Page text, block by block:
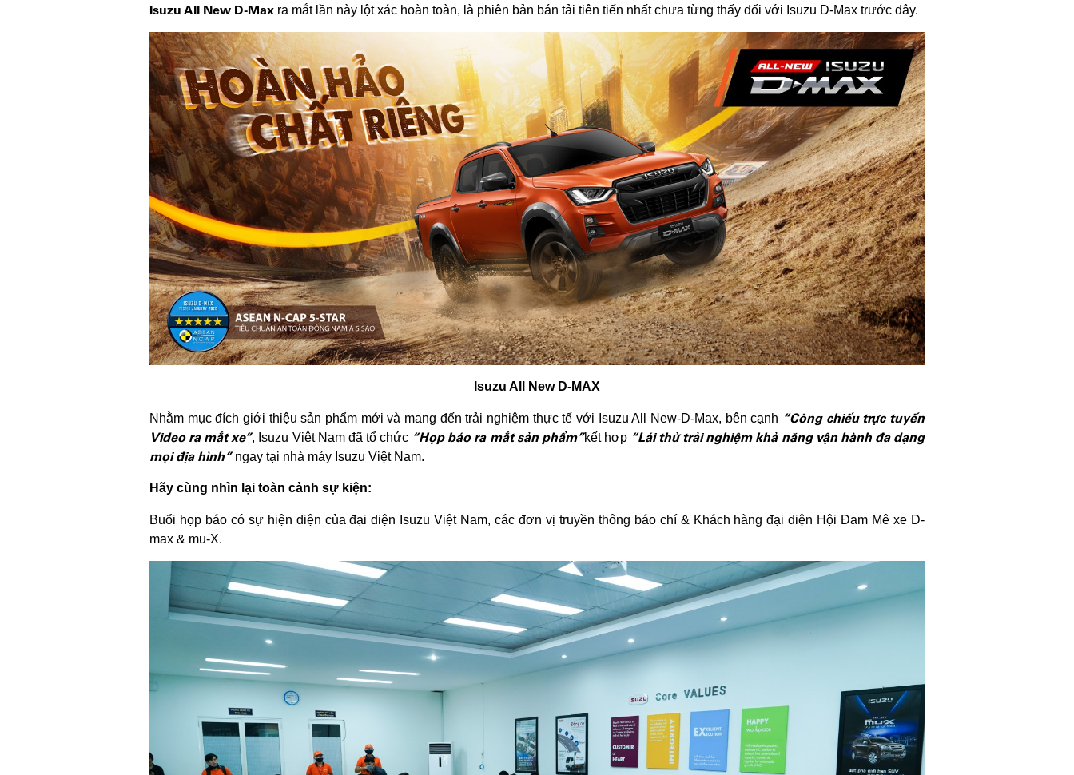
Isuzu All New D-Max ra mắt lần này lột xác hoàn toàn, là phiên bản bán tải tiên tiến nhất chưa từng thấy đối với Isuzu D-Max trước đây.
Isuzu All New D-MAX
Nhằm mục đích giới thiệu sản phẩm mới và mang đến trải nghiệm thực tế với Isuzu All New-D-Max, bên cạnh “Công chiếu trực tuyến
Video ra mắt xe”, Isuzu Việt Nam đã tổ chức “Họp báo ra mắt sản phẩm”kết hợp “Lái thử trải nghiệm khả năng vận hành đa dạng
mọi địa hình”ngay tại nhà máy Isuzu Việt Nam.
Hãy cùng nhìn lại toàn cảnh sự kiện:
Buổi họp báo có sự hiện diện của đại diện Isuzu Việt Nam, các đơn vị truyền thông báo chí & Khách hàng đại diện Hội Đam Mê xe D-
max & mu-X.